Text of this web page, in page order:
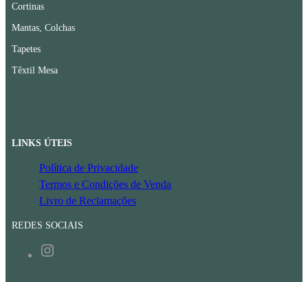
Cortinas
Mantas, Colchas
Tapetes
Têxtil Mesa
LINKS ÚTEIS
Política de Privacidade
Termos e Condições de Venda
Livro de Reclamações
REDES SOCIAIS